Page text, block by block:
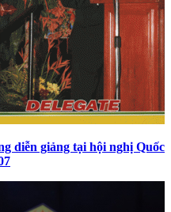
diễn giảng tại hội nghị Quốc